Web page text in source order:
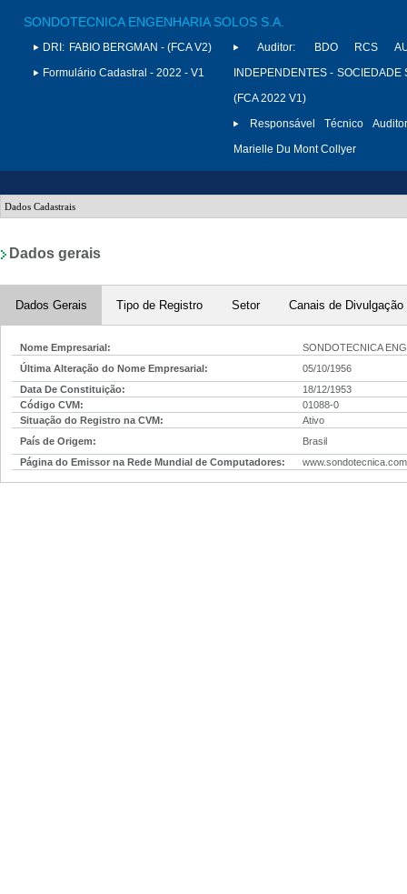
SONDOTECNICA ENGENHARIA SOLOS S.A.
DRI: FABIO BERGMAN - (FCA V2)
Formulário Cadastral - 2022 - V1
Auditor:
BDO RCS
INDEPENDENTES - SOCIEDADE
(FCA 2022 V1)
Responsável Técnico
Marielle Du Mont Collyer